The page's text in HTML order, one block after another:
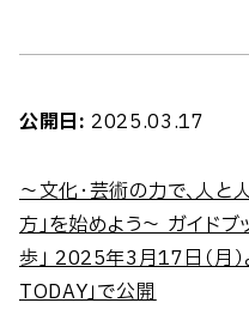
公開日: 2025.03.17
～文化・芸術の力で、人
方」を始めよう～ ガイド
歩」 2025年3月17日（月
TODAY」で公開